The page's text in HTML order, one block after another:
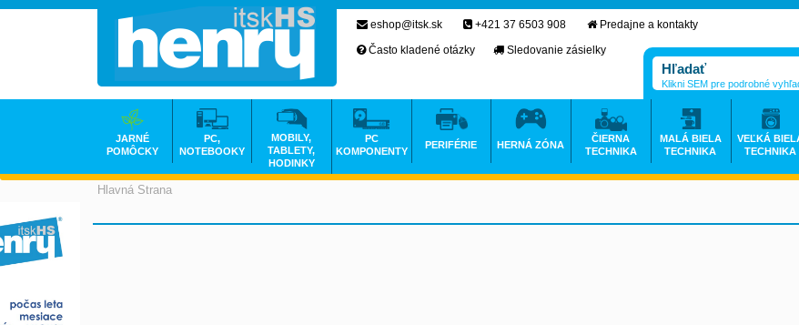
Hlavná Strana
eshop@itsk.sk +421 37 6503 908
Predajne a kontakty
Často kladené otázky
Sledovanie zásielky
Klikni SEM pre podrobné
JARNÉ
POMÔCKY
PC,
NOTEBOOKY
MOBILY,
TABLETY,
HODINKY
PC
KOMPONENTY
PERIFÉRIE HERNÁ ZÓNA
ČIERNA
TECHNIKA
MALÁ BIELA
TECHNIKA
VEĽKÁ
TECHNIKA